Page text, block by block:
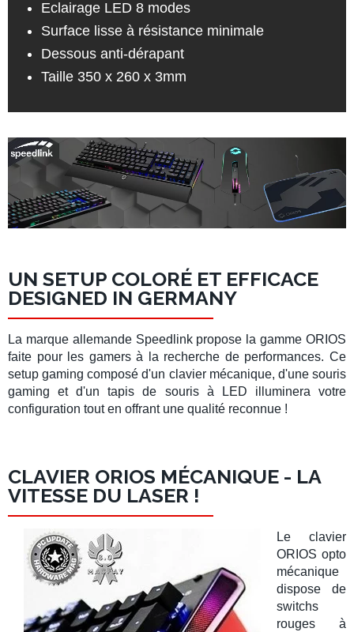
Eclairage LED 8 modes
Surface lisse à résistance minimale
Dessous anti-dérapant
Taille 350 x 260 x 3mm
UN SETUP COLORÉ ET EFFICACE
DESIGNED IN GERMANY
La marque allemande Speedlinkpropose lagamme ORIOS
faite pour les gamers à la recherche de performances. Ce
setup gaming composé d'un clavier mécanique, d'unesouris
gaming et d'untapis de souris à LED illuminera votre
configuration tout en offrant une qualité reconnue !
CLAVIER ORIOS MÉCANIQUE - LA
VITESSE DU LASER !
Le clavier
ORIOS opto
mécanique
dispose de
switchs
rouges à